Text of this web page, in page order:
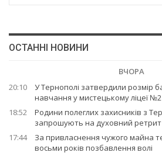
ОСТАННІ НОВИНИ
ВЧОРА
20:10
У Тернополі затвердили розмір
навчання у мистецькому ліцеї
18:52
Родини полеглих захисників з
запрошують на духовний
17:44
За привласнення чужого майна
восьми років позбавлення волі